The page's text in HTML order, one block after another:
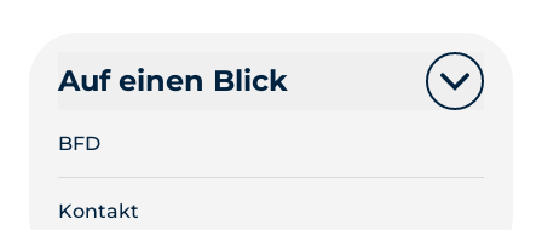
Auf einen Blick
BFD
Kontakt